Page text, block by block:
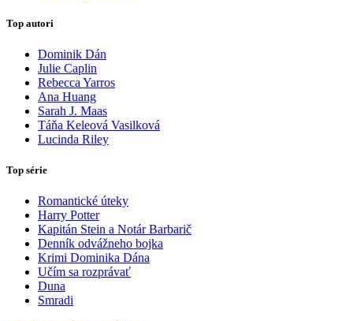
Top autori
Dominik Dán
Julie Caplin
Rebecca Yarros
Ana Huang
Sarah J. Maas
Táňa Keleová Vasilková
Lucinda Riley
Top série
Romantické úteky
Harry Potter
Kapitán Stein a Notár Barbarič
Denník odvážneho bojka
Krimi Dominika Dána
Učím sa rozprávať
Duna
Smradi